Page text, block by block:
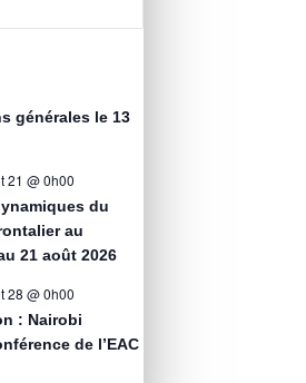
générales le 13
21 @ 0h00
du
au
21 août 2026
28 @ 0h00
: Nairobi
de l’EAC